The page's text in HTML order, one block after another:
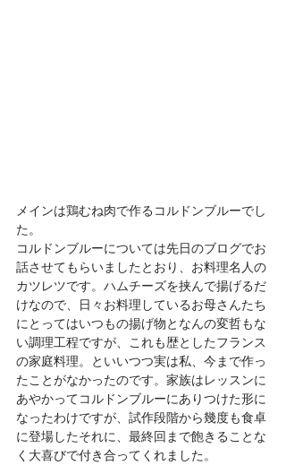
メインは鶏むね肉で作るコルドンブルーでし
た。
コルドンブルーについては先日のブログでお
話させてもらいましたとおり、お料理名人の
カツレツです。ハムチーズを挟んで揚げるだ
けなので、日々お料理しているお母さんたち
にとってはいつもの揚げ物となんの変哲もな
い調理工程ですが、これも歴としたフランス
の家庭料理。といいつつ実は私、今まで作っ
たことがなかったのです。家族はレッスンに
あやかってコルドンブルーにありつけた形に
なったわけですが、試作段階から幾度も食卓
に登場したそれに、最終回まで飽きることな
く大喜びで付き合ってくれました。